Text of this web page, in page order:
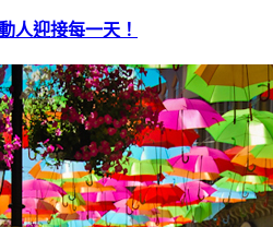
人迎接每一天！